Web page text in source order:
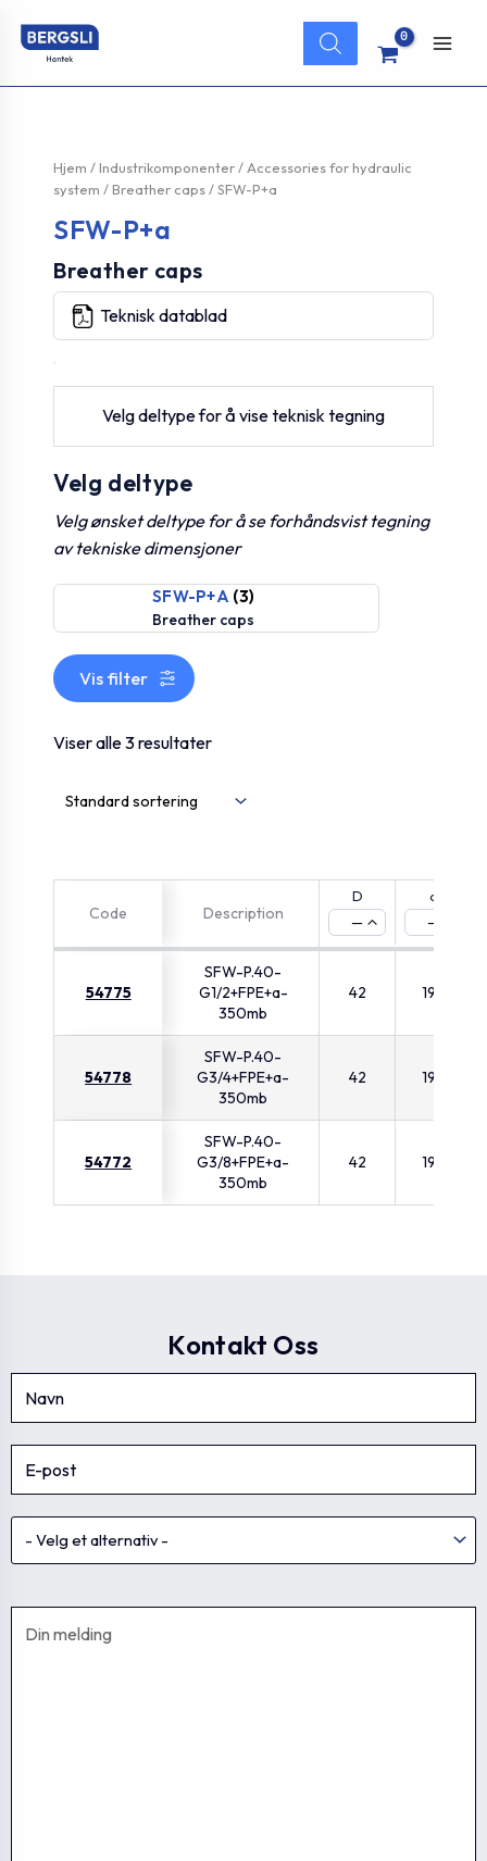
rett
innholdet
Products
search
Hjem / Industrikomponenter/ Accessories for hydraulic
system / Breather caps/ SFW-P+a
SFW-P+a
Breather caps
Teknisk datablad
Velg deltype for å vise teknisk tegning
Velg deltype
Velg ønsket deltype for å se forhåndsvist tegning
av tekniske dimensjoner
SFW-P+A (3)
Breather caps
Vis filter
Viser alle 3 resultater
Code Description
D
—
a
—
54775
SFW-P.40-
G1/2+FPE+a-
350mb
42 194
54778
SFW-P.40-
G3/4+FPE+a-
350mb
42 194
54772
SFW-P.40-
G3/8+FPE+a-
350mb
42 194
Kontakt Oss